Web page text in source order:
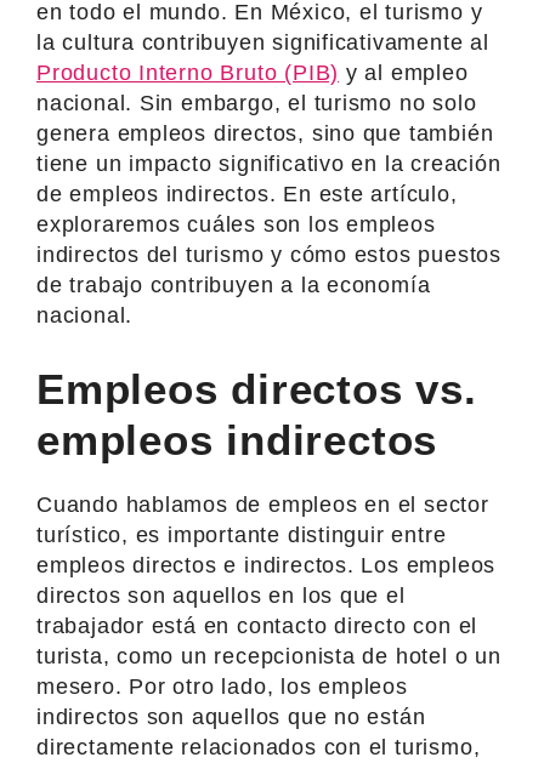
en todo el mundo. En México, el turismo y
la cultura contribuyen significativamente al
Producto Interno Bruto (PIB) y al empleo
nacional. Sin embargo, el turismo no solo
genera empleos directos, sino que también
tiene un impacto significativo en la creación
de empleos indirectos. En este artículo,
exploraremos cuáles son los empleos
indirectos del turismo y cómo estos puestos
de trabajo contribuyen a la economía
nacional.
Empleos directos vs.
empleos indirectos
Cuando hablamos de empleos en el sector
turístico, es importante distinguir entre
empleos directos e indirectos. Los empleos
directos son aquellos en los que el
trabajador está en contacto directo con el
turista, como un recepcionista de hotel o un
mesero. Por otro lado, los empleos
indirectos son aquellos que no están
directamente relacionados con el turismo,